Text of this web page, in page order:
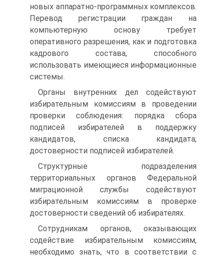
новых аппаратно-программных комплексов.
Перевод регистрации граждан на
компьютерную основу требует
оперативного разрешения, как и подготовка
кадрового состава, способного
использовать имеющиеся информационные
системы.
Органы внутренних дел содействуют
избирательным комиссиям в проведении
проверки соблюдения: порядка сбора
подписей избирателей в поддержку
кандидатов, списка кандидата;
достоверности подписей избирателей.
Структурные подразделения
территориальных органов Федеральной
миграционной службы содействуют
избирательным комиссиям в проверке
достоверности сведений об избирателях.
Сотрудникам органов, оказывающих
содействие избирательным комиссиям,
необходимо знать, что в соответствии с